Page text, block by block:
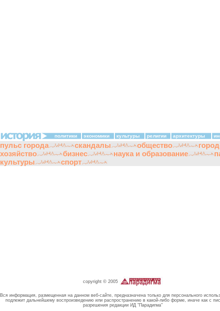
политики экономики культуры религии архитектуры
пульс города скандалы общество
хозяйство
бизнес наука и образование
культуры
спорт
copyright © 2005
Вся информация, размещенная на данном веб-сайте, предназначена только для персонального
подлежит дальнейшему воспроизведению или распространению в какой-либо форме, иначе как с
разрешения редакции ИД "Парадигма"